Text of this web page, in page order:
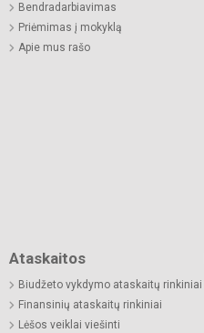
Bendradarbiavimas
Priėmimas į mokyklą
Apie mus rašo
Ataskaitos
Biudžeto vykdymo ataskaitų rinkiniai
Finansinių ataskaitų rinkiniai
Lėšos veiklai viešinti